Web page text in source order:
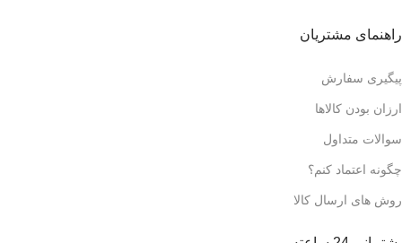
راهنمای مشتریان
پیگیری سفارش
ارزان بودن کالاها
سوالات متداول
چگونه اعتماد کنم؟
روش های ارسال کالا